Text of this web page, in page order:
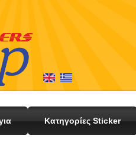
Κατηγορίες Sticker